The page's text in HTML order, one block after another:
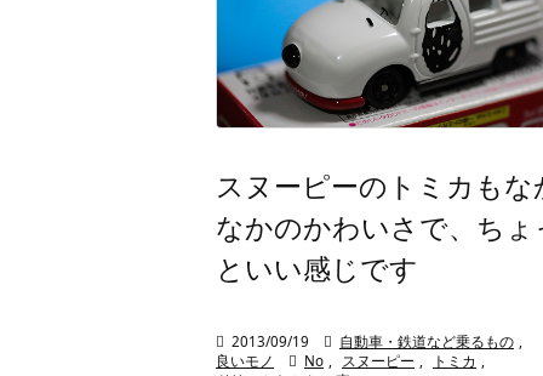
スヌーピーのトミカもな
なかのかわいさで、ちょ
といい感じです
 2013/09/19  自動車・鉄道など乗るもの ,
良いモノ
 No , スヌーピー , トミカ ,